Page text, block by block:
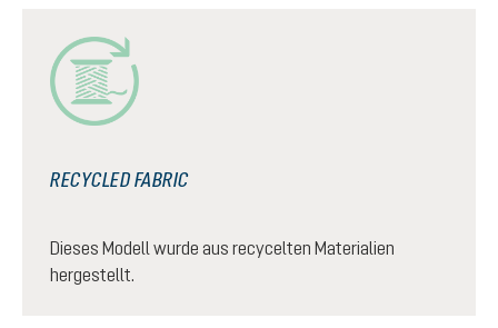
RECYCLED FABRIC
Dieses Modell wurde aus recycelten Materialien
hergestellt.